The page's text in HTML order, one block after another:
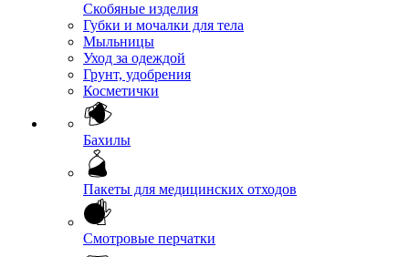
Скобяные изделия
Губки и мочалки для тела
Мыльницы
Уход за одеждой
Грунт, удобрения
Косметички
Бахилы
Пакеты для медицинских отходов
Смотровые перчатки